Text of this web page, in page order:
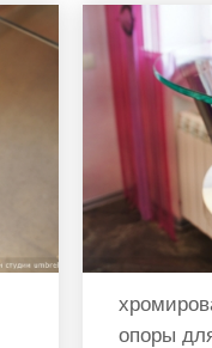
опоры